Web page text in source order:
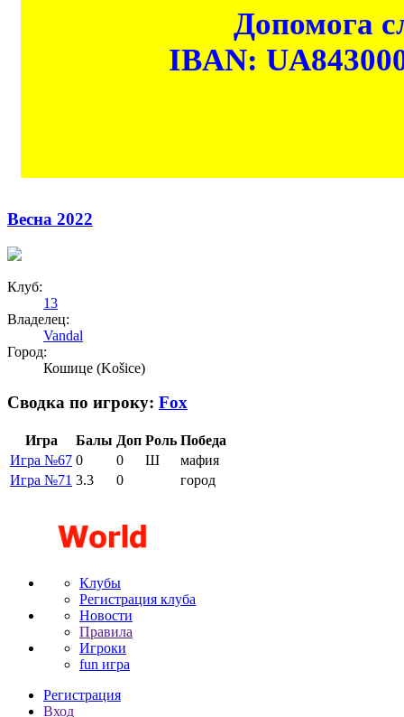
Допомога
IBAN:
Весна 2022
Клуб:
13
Владелец:
Vandal
Город:
Кошице (Košice)
Сводка по игроку: Fox
Игра Балы Доп Роль Победа
Игра №67 0 0 Ш
мафия
Игра №71 3.3 0 город
Клубы
Регистрация клуба
Новости
Правила
Игроки
fun игра
Регистрация
Вход